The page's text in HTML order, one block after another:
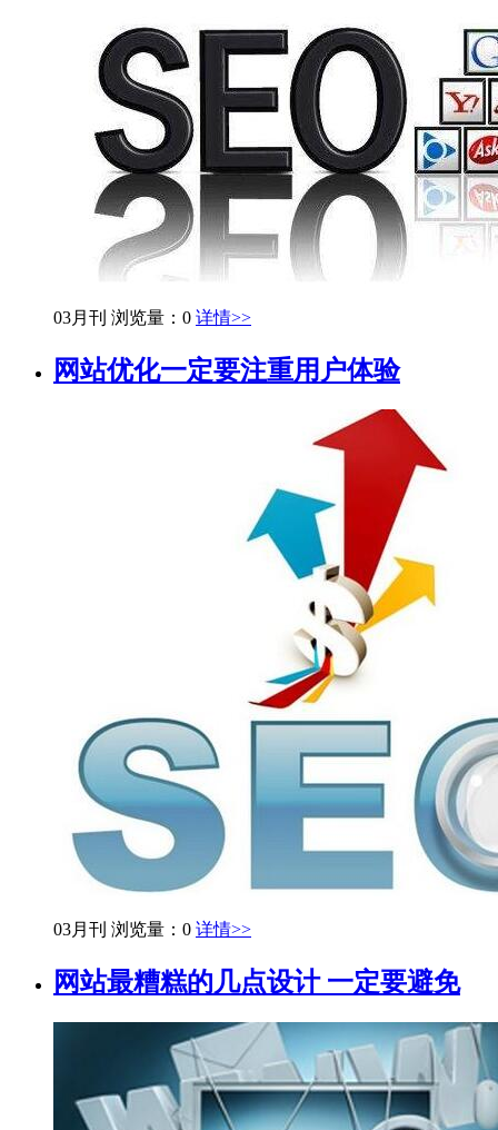
03月刊 浏览量：0 详情>>
网站优化一定要注重用户体验
03月刊 浏览量：0 详情>>
网站最糟糕的几点设计 一定要避免